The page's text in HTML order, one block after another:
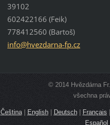
39102
602422166 (Feik)
778412560 (Bartoš)
info@hvezdarna-fp.cz
© 2014 Hvězdárna
všechna
Čeština| English|Deutsch| Français
Español